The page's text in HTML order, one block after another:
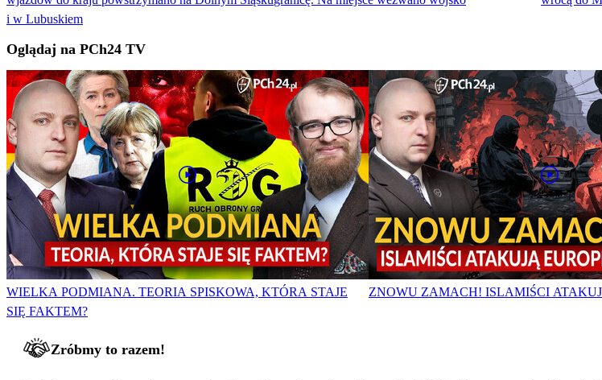
i w Lubuskiem
Oglądaj na PCh24 TV
WIELKA PODMIANA. TEORIA SPISKOWA, KTÓRA STAJE
SIĘ FAKTEM?
ZNOWU ZAMACH! ISLAMIŚCI
Zróbmy to razem!